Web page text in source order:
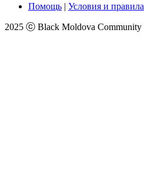
Помощь | Условия и правила
2025 ⓒ Black Moldova Community